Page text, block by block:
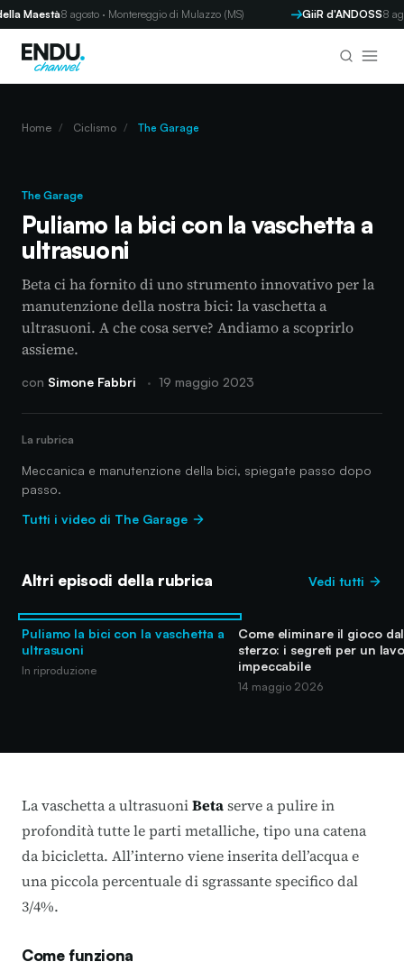
8 agosto · Montereggio di Mulazzo (MS) GiiR d'ANDOSS8 agosto
Home / Ciclismo / The Garage
The Garage
Puliamo la bici con la vaschetta a
ultrasuoni
Beta ci ha fornito di uno strumento innovativo per la
manutenzione della nostra bici: la vaschetta a
ultrasuoni. A che cosa serve? Andiamo a scoprirlo
assieme.
con Simone Fabbri · 19 maggio 2023
La rubrica
Meccanica e manutenzione della bici, spiegate passo dopo
passo.
Tutti i video di The Garage
Altri episodi della rubrica Vedi tutti
Puliamo la bici con la vaschetta a
ultrasuoni
In riproduzione
Come eliminare il gioco
sterzo: i segreti per un
impeccabile
14 maggio 2026
La vaschetta a ultrasuoniBetaserve a pulire in
profondità tutte le parti metalliche, tipo una catena
da bicicletta. All’interno viene inserita dell’acqua e
una piccola percentuale di sgrassante specifico dal
3/4%.
Come funziona